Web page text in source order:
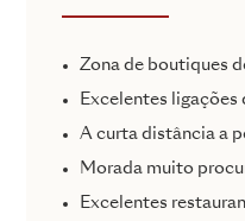
Zona de boutiques
Excelentes
A curta distância a
Morada muito
Excelentes